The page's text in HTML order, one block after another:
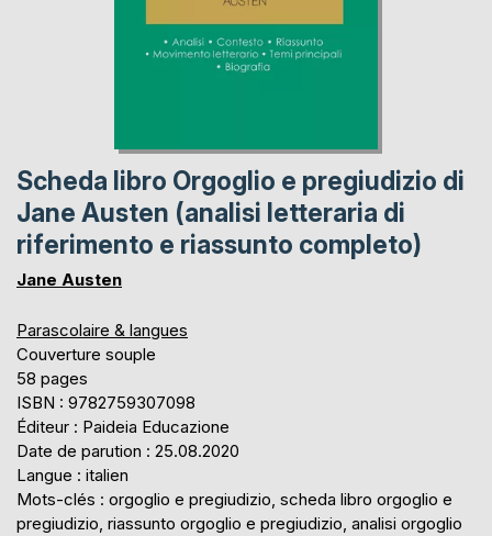
Scheda libro Orgoglio e pregiudizio di
Jane Austen (analisi letteraria di
riferimento e riassunto completo)
Jane Austen
Parascolaire & langues
Couverture souple
58 pages
ISBN : 9782759307098
Éditeur : Paideia Educazione
Date de parution : 25.08.2020
Langue : italien
Mots-clés : orgoglio e pregiudizio, scheda libro orgoglio e
pregiudizio, riassunto orgoglio e pregiudizio, analisi orgoglio